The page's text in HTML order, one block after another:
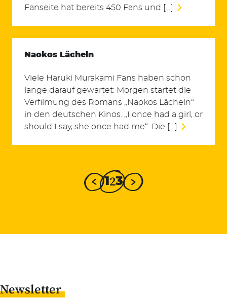
Fanseite hat bereits 450 Fans und […]
Naokos Lächeln
Viele Haruki Murakami Fans haben schon
lange darauf gewartet: Morgen startet die
Verfilmung des Romans „Naokos Lächeln“
in den deutschen Kinos. „I once had a girl, or
should I say, she once had me“: Die […]
1 23
Newsletter